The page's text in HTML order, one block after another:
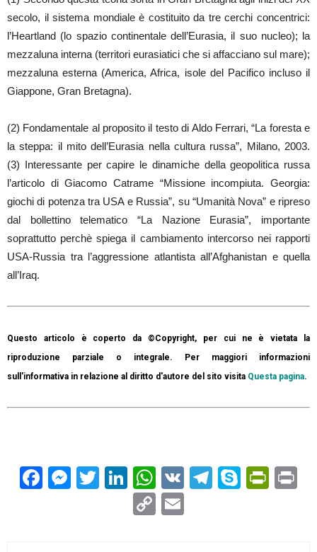
secolo, il sistema mondiale è costituito da tre cerchi concentrici:
l’Heartland (lo spazio continentale dell’Eurasia, il suo nucleo); la
mezzaluna interna (territori eurasiatici che si affacciano sul mare);
mezzaluna esterna (America, Africa, isole del Pacifico incluso il
Giappone, Gran Bretagna).
(2) Fondamentale al proposito il testo di Aldo Ferrari, “La foresta e
la steppa: il mito dell’Eurasia nella cultura russa”, Milano, 2003.
(3) Interessante per capire le dinamiche della geopolitica russa
l’articolo di Giacomo Catrame “Missione incompiuta. Georgia:
giochi di potenza tra USA e Russia”, su “Umanità Nova” e ripreso
dal bollettino telematico “La Nazione Eurasia”, importante
soprattutto perchè spiega il cambiamento intercorso nei rapporti
USA-Russia tra l’aggressione atlantista all’Afghanistan e quella
all’Iraq.
Questo articolo è coperto da ©Copyright, per cui ne è vietata la
riproduzione parziale o integrale. Per maggiori informazioni
sull'informativa in relazione al diritto d'autore del sito visita Questa pagina.
Facebook
Messenger
TwitterLinkedIn
WhatsApp
VK Telegram
Skype
Copy